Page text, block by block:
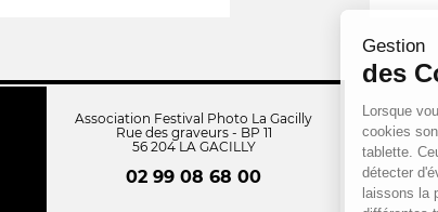
Gestion
des
Lorsque vous
cookies sont
tablette. Ceux-ci
détecter
laissons la
Association Festival Photo La Gacilly
Rue des graveurs - BP 11
56 204 LA GACILLY
02 99 08 68 00